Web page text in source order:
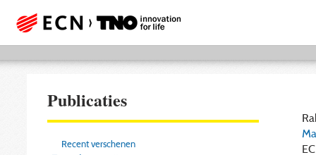
Publicaties
Recent verschenen